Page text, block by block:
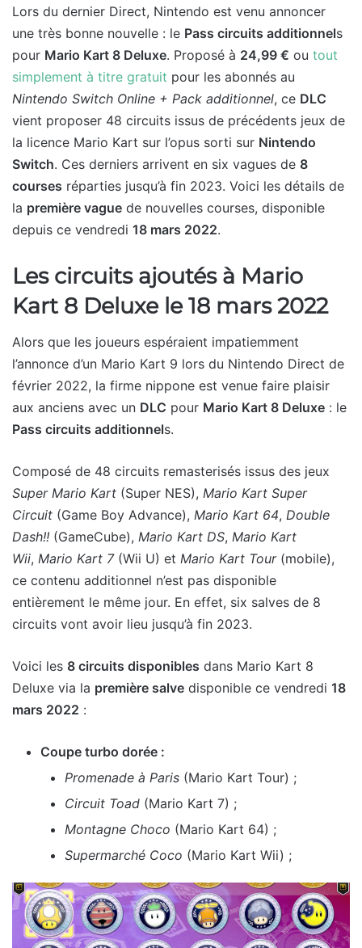
Lors du dernier Direct, Nintendo est venu annoncer
une très bonne nouvelle : le Pass circuits additionnels
pour Mario Kart 8 Deluxe. Proposé à 24,99 € ou tout
simplement à titre gratuit pour les abonnés au
Nintendo Switch Online + Pack additionnel, ce DLC
vient proposer 48 circuits issus de précédents jeux de
la licence Mario Kart sur l’opus sorti sur Nintendo
Switch. Ces derniers arrivent en six vagues de 8
courses réparties jusqu’à fin 2023. Voici les détails de
la première vague de nouvelles courses, disponible
depuis ce vendredi 18 mars 2022.
Les circuits ajoutés à Mario
Kart 8 Deluxe le 18 mars 2022
Alors que les joueurs espéraient impatiemment
l’annonce d’un Mario Kart 9 lors du Nintendo Direct de
février 2022, la firme nippone est venue faire plaisir
aux anciens avec un DLC pour Mario Kart 8 Deluxe : le
Pass circuits additionnels.
Composé de 48 circuits remasterisés issus des jeux
Super Mario Kart (Super NES), Mario Kart Super
Circuit (Game Boy Advance), Mario Kart 64, Double
Dash!! (GameCube), Mario Kart DS, Mario Kart
Wii, Mario Kart 7(Wii U) et Mario Kart Tour(mobile),
ce contenu additionnel n’est pas disponible
entièrement le même jour. En effet, six salves de 8
circuits vont avoir lieu jusqu’à fin 2023.
Voici les 8 circuits disponibles dans Mario Kart 8
Deluxe via la première salve disponible ce vendredi 18
mars 2022 :
Coupe turbo dorée :
Promenade à Paris (Mario Kart Tour) ;
Circuit Toad (Mario Kart 7) ;
Montagne Choco (Mario Kart 64) ;
Supermarché Coco (Mario Kart Wii) ;